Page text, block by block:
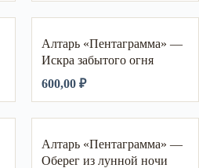
Алтарь «Пентаграмма» —
Искра забытого огня
600,00 ₽
Алтарь «Пентаграмма» —
Оберег из лунной ночи